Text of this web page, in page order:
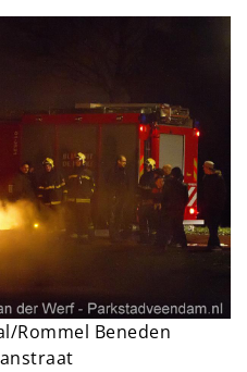
Rommel Beneden